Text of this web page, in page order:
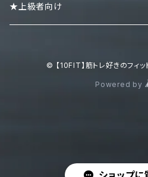
スエット・トレーナー
★上級者向け
© 【10FIT】筋トレ好きのフィッ
Powered by